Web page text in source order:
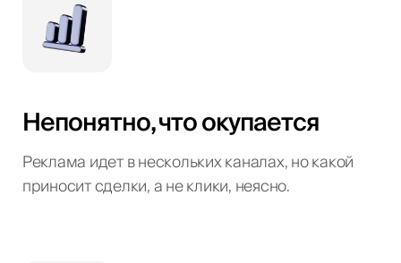
Непонятно, что окупается
Реклама идет в нескольких каналах, но какой
приносит сделки, а не клики, неясно.